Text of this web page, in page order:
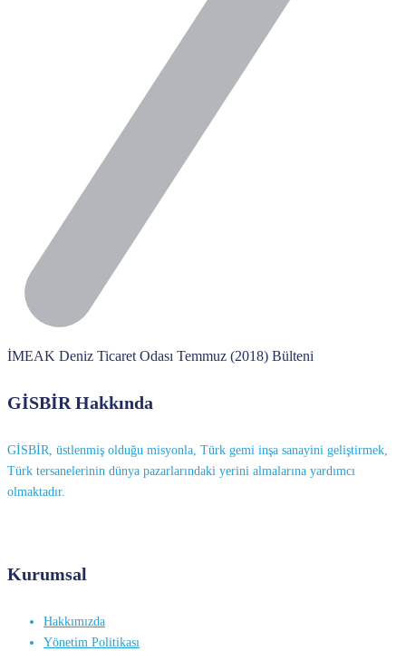
İMEAK Deniz Ticaret Odası Temmuz (2018) Bülteni
GİSBİR Hakkında
GİSBİR, üstlenmiş olduğu misyonla, Türk gemi inşa sanayini geliştirmek,
Türk tersanelerinin dünya pazarlarındaki yerini almalarına yardımcı
olmaktadır.
Kurumsal
Hakkımızda
Yönetim Politikası